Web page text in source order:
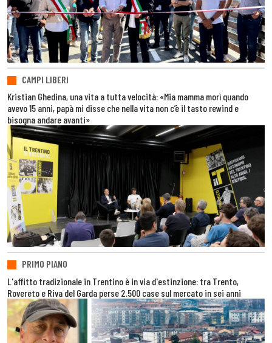
CAMPI LIBERI
Kristian Ghedina, una vita a tutta velocità: «Mia mamma morì quando
avevo 15 anni, papà mi disse che nella vita non c’è il tasto rewind e
bisogna andare avanti»
PRIMO PIANO
L'affitto tradizionale in Trentino è in via d'estinzione: tra Trento,
Rovereto e Riva del Garda perse 2.500 case sul mercato in sei anni